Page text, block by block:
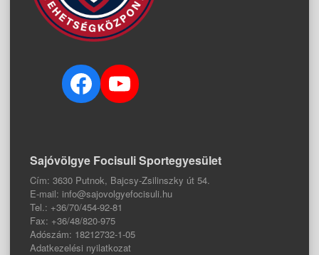
Facebook
YouTube
Sajóvölgye Focisuli Sportegyesület
Cím: 3630 Putnok, Bajcsy-Zsilinszky út 54.
E-mail: info@sajovolgyefocisuli.hu
Tel.: +36/70/454-92-81
Fax: +36/48/820-975
Adószám: 18212732-1-05
Adatkezelési nyilatkozat